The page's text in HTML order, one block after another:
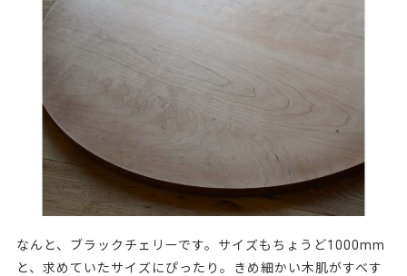
なんと、 ブラックチェリーです。サイズもちょうど1000mm
と、求めていたサイズにぴったり。きめ細かい木肌がすべす